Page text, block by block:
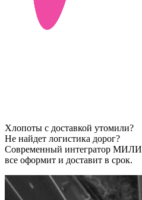
Хлопоты с доставкой утомили?
Не найдет логистика дорог?
Современный интегратор МИЛИ
все оформит и доставит в срок.